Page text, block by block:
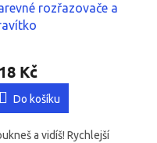
rozřazovače a
Kč
Do košíku
a vidíš! Rychlejší